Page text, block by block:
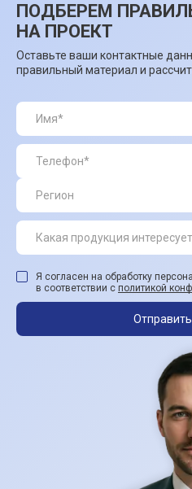
ПОДБЕРЕМ
НА ПРОЕКТ
Оставьте ваши контактные
правильный материал и
Я согласен на обработку
в соответствии с политикой